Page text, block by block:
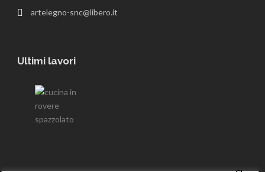
artelegno-snc@libero.it
Ultimi lavori